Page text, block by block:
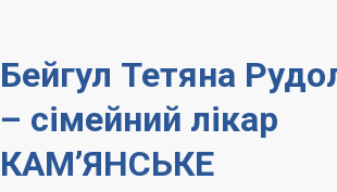
Бейгул Тетяна
– сімейний лікар
КАМ’ЯНСЬКЕ